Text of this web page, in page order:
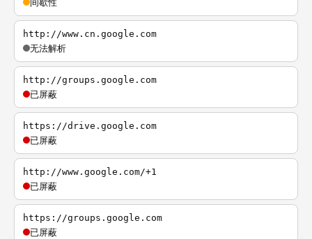
http://www.cn.google.com
无法解析
http://groups.google.com
已屏蔽
https://drive.google.com
已屏蔽
http://www.google.com/+1
已屏蔽
https://groups.google.com
已屏蔽